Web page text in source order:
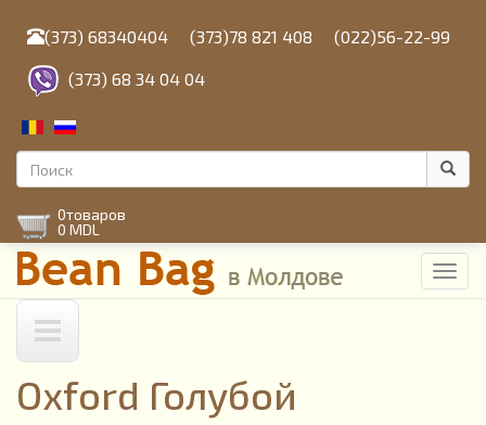
содержанию
(373) 68340404 (373)78 821 408 (022)56-22-99
(373) 68 34 04 04
Форма
поиска
0товаров
0 MDL
Oxford Голубой